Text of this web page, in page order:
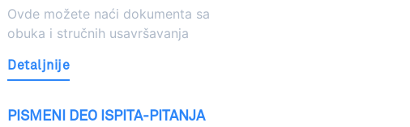
Ovde možete naći dokumenta sa
obuka i stručnih usavršavanja
Detaljnije
PISMENI DEO ISPITA-PITANJA